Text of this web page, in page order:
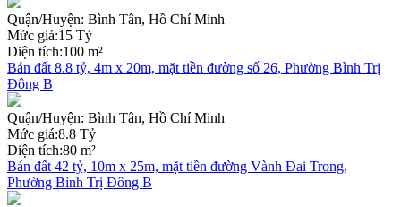
Quận/Huyện: Bình Tân, Hồ Chí Minh
Mức giá:15 Tỷ
Diện tích:100 m²
Bán đất 8.8 tỷ, 4m x 20m, mặt tiền đường số 26, Phường Bình Trị
Đông B
Quận/Huyện: Bình Tân, Hồ Chí Minh
Mức giá:8.8 Tỷ
Diện tích:80 m²
Bán đất 42 tỷ, 10m x 25m, mặt tiền đường Vành Đai Trong,
Phường Bình Trị Đông B